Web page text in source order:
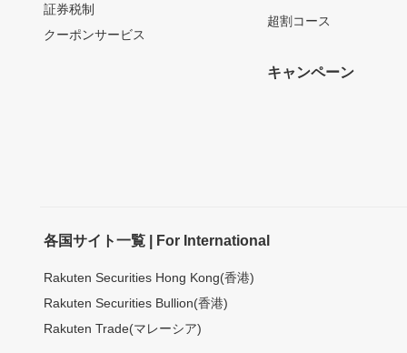
証券税制
クーポンサービス
超割コース
キャンペーン
各国サイト一覧 | For International
Rakuten Securities Hong Kong(香港)
Rakuten Securities Bullion(香港)
Rakuten Trade(マレーシア)